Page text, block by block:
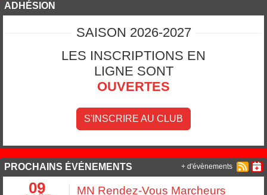
ADHÉSION
SAISON 2026-2027
LES INSCRIPTIONS EN
LIGNE SONT
OUVERTES
S'INSCRIRE AU CLUB
PROCHAINS ÉVÉNEMENTS
09 MN Rendez-Vous Marcheurs
+ d'évènements